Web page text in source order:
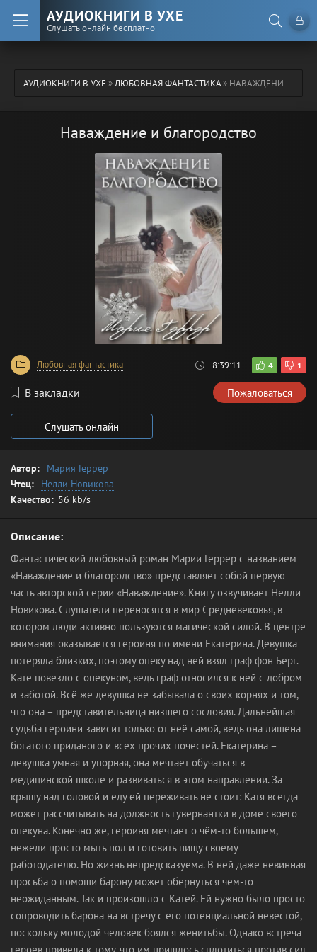
АУДИОКНИГИ В УХЕ
Слушать онлайн бесплатно
АУДИОКНИГИ В УХЕ»ЛЮБОВНАЯ ФАНТАСТИКА» НАВАЖДЕНИЕ И БЛАГОРОДСТВО
Наваждение и благородство
Любовная фантастика 8:39:11 4 1
В закладки Пожаловаться
Слушать онлайн
Автор:
Мария Геррер
Чтец:
Нелли Новикова
Качество: 56 kb/s
Описание:
Фантастический любовный роман Марии Геррер с названием
«Наваждение и благородство» представляет собой первую
часть авторской серии «Наваждение». Книгу озвучивает Нелли
Новикова. Слушатели переносятся в мир Средневековья, в
котором люди активно пользуются магической силой. В центре
внимания оказывается героиня по имени Екатерина. Девушка
потеряла близких, поэтому опеку над ней взял граф фон Берг.
Кате повезло с опекуном, ведь граф относился к ней с добром
и заботой. Всё же девушка не забывала о своих корнях и том,
что она – представительница низшего сословия. Дальнейшая
судьба героини зависит только от неё самой, ведь она лишена
богатого приданого и всех прочих почестей. Екатерина –
девушка умная и упорная, она мечтает обучаться в
медицинской школе и развиваться в этом направлении. За
крышу над головой и еду ей переживать не стоит: Катя всегда
может рассчитывать на должность гувернантки в доме своего
опекуна. Конечно же, героиня мечтает о чём-то большем,
нежели просто мыть пол и готовить пищу своему
работодателю. Но жизнь непредсказуема. В ней даже невинная
просьба о помощи барону может обернуться чем-то
неожиданным. Так и произошло с Катей. Ей нужно было просто
сопроводить барона на встречу с его потенциальной невестой,
поскольку молодой человек боялся женитьбы. Однако встреча